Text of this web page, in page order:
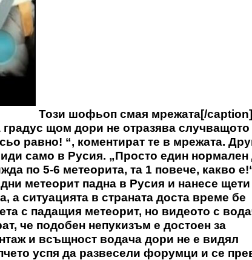
Този шофьоп смая мрежата[/caption]
щом дори не отразява случващото
равно! “, коментират те в мрежата.
само в Русия. „Просто един нормален
по 5-6 метеорита, та 1 повече, какво
метеорит падна в Русия и нанесе щети
а ситуацията в страната доста време бе
с падащия метеорит, но видеото с
че подобен непукизъм е достоен за
и всъщност водача дори не е видял
успя да развесели форумци и се